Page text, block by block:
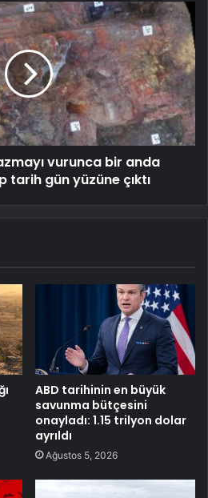
vurunca bir anda
tarih gün yüzüne çıktı
ABD tarihinin en büyük
savunma bütçesini
onayladı: 1.15 trilyon dolar
ayrıldı
Ağustos 5, 2026